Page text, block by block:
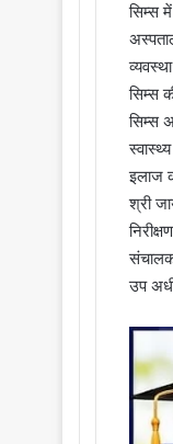
सिम्स
सिम्स
सिम्स
इलाज
श्री
संचालक
उप